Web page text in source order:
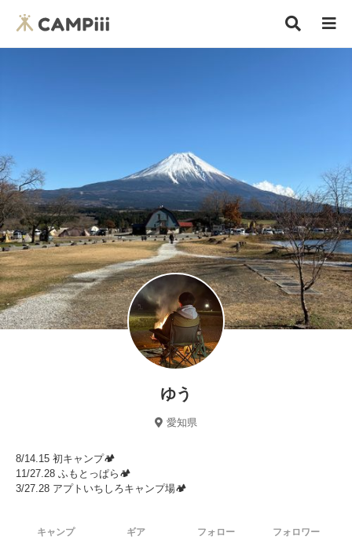
ゆう
愛知県
8/14.15 初キャンプ🏕️
11/27.28 ふもとっぱら🏕️
3/27.28 アプトいちしろキャンプ場🏕️
キャンプ ギア フォロー フォロワー